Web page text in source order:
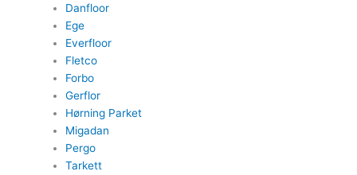
Danfloor
Ege
Everfloor
Fletco
Forbo
Gerflor
Hørning Parket
Migadan
Pergo
Tarkett